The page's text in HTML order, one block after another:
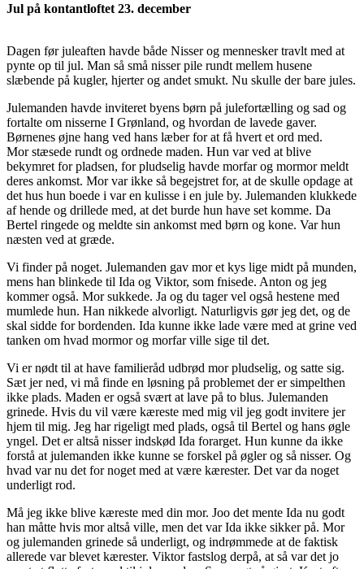
Jul på kontantloftet 23. december
Dagen før juleaften havde både Nisser og mennesker travlt med at
pynte op til jul. Man så små nisser pile rundt mellem husene
slæbende på kugler, hjerter og andet smukt. Nu skulle der bare jules.
Julemanden havde inviteret byens børn på julefortælling og sad og
fortalte om nisserne I Grønland, og hvordan de lavede gaver.
Børnenes øjne hang ved hans læber for at få hvert et ord med.
Mor stæsede rundt og ordnede maden. Hun var ved at blive
bekymret for pladsen, for pludselig havde morfar og mormor meldt
deres ankomst. Mor var ikke så begejstret for, at de skulle opdage at
det hus hun boede i var en kulisse i en jule by. Julemanden klukkede
af hende og drillede med, at det burde hun have set komme. Da
Bertel ringede og meldte sin ankomst med børn og kone. Var hun
næsten ved at græde.
Vi finder på noget. Julemanden gav mor et kys lige midt på munden,
mens han blinkede til Ida og Viktor, som fnisede. Anton og jeg
kommer også. Mor sukkede. Ja og du tager vel også hestene med
mumlede hun. Han nikkede alvorligt. Naturligvis gør jeg det, og de
skal sidde for bordenden. Ida kunne ikke lade være med at grine ved
tanken om hvad mormor og morfar ville sige til det.
Vi er nødt til at have familieråd udbrød mor pludselig, og satte sig.
Sæt jer ned, vi må finde en løsning på problemet der er simpelthen
ikke plads. Maden er også svært at lave på to blus. Julemanden
grinede. Hvis du vil være kæreste med mig vil jeg godt invitere jer
hjem til mig. Jeg har rigeligt med plads, også til Bertel og hans øgle
yngel. Det er altså nisser indskød Ida forarget. Hun kunne da ikke
forstå at julemanden ikke kunne se forskel på øgler og så nisser. Og
hvad var nu det for noget med at være kærester. Det var da noget
underligt rod.
Må jeg ikke blive kæreste med din mor. Joo det mente Ida nu godt
han måtte hvis mor altså ville, men det var Ida ikke sikker på. Mor
og julemanden grinede så underligt, og indrømmede at de faktisk
allerede var blevet kærester. Viktor fastslog derpå, at så var det jo